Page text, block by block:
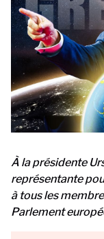
À la présidente
représentante
à tous les
Parlement